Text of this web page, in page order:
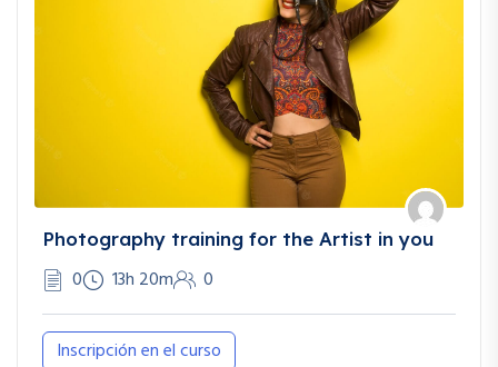
Photography training for the Artist in you
0 13h 20m 0
Inscripción en el curso